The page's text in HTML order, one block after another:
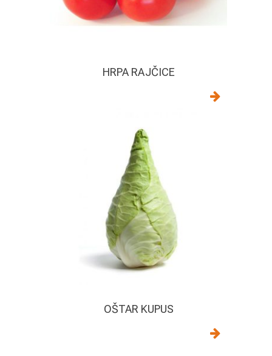
HRPA RAJČICE
OŠTAR KUPUS